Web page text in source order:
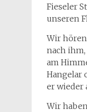
Fieseler
unseren
Wir hören
nach
am
Hangelar
er wieder
Wir